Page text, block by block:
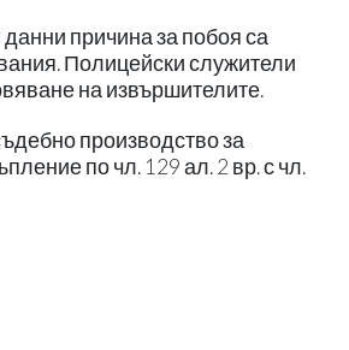
причина за побоя са
Полицейски служители
на извършителите.
производство за
по чл. 129 ал. 2 вр. с чл.